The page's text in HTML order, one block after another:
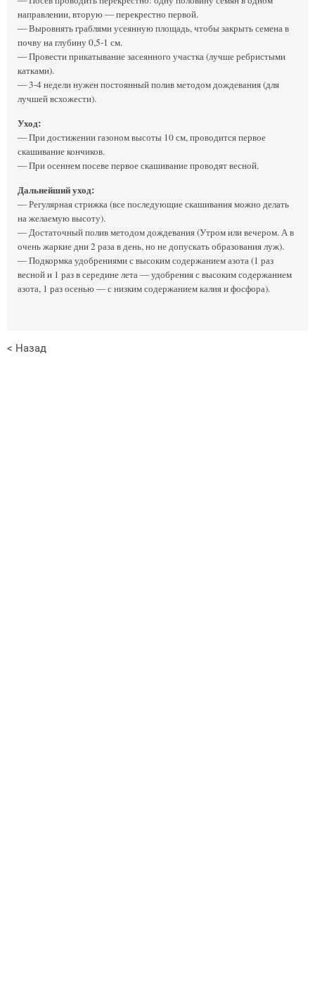
направлении, вторую — перекрестно первой.
— Выровнять граблями усеянную площадь, чтобы закрыть семена в
почву на глубину 0,5-1 см.
— Провести прикатывание засеянного участка (лучше ребристыми
катками).
— 3-4 недели нужен постоянный полив методом дождевания (для
лучшей всхожести).
Уход:
— При достижении газоном высоты 10 см, проводится первое
скашивание кончиков.
— При осеннем посеве первое скашивание проводят весной.
Дальнейший уход:
— Регулярная стрижка (все последующие скашивания можно делать
на желаемую высоту).
— Достаточный полив методом дождевания (Утром или вечером. А в
очень жаркие дни 2 раза в день, но не допускать образования луж).
— Подкормка удобрениями с высоким содержанием азота (1 раз
весной и 1 раз в середине лета — удобрения с высоким содержанием
азота, 1 раз осенью — с низким содержанием калия и фосфора).
< Назад